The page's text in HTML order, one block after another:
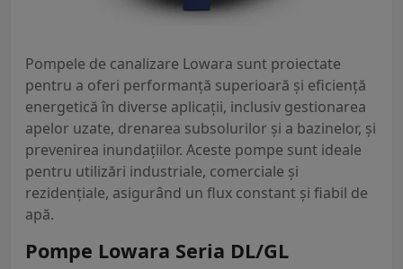
Pompele de canalizare Lowara sunt proiectate
pentru a oferi performanță superioară și eficiență
energetică în diverse aplicații, inclusiv gestionarea
apelor uzate, drenarea subsolurilor și a bazinelor, și
prevenirea inundațiilor. Aceste pompe sunt ideale
pentru utilizări industriale, comerciale și
rezidențiale, asigurând un flux constant și fiabil de
apă.
Pompe Lowara Seria DL/GL